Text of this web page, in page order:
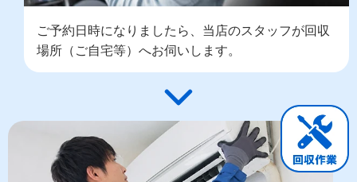
ご予約日時になりましたら、当店のスタッフが回収
場所（ご自宅等）へお伺いします。